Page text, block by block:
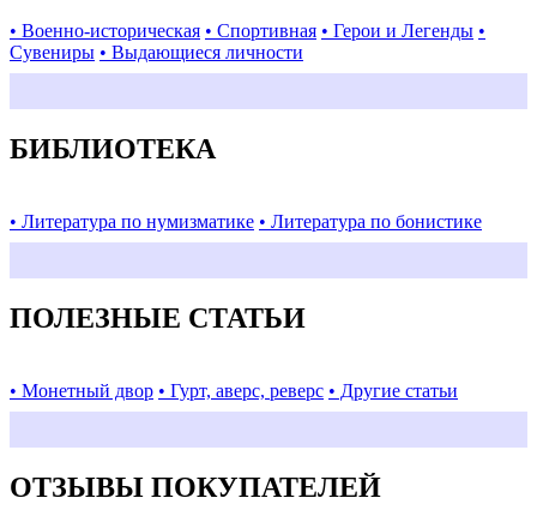
• Военно-историческая • Спортивная • Герои и Легенды •
Сувениры • Выдающиеся личности
БИБЛИОТЕКА
• Литература по нумизматике • Литература по бонистике
ПОЛЕЗНЫЕ СТАТЬИ
• Монетный двор • Гурт, аверс, реверс • Другие статьи
ОТЗЫВЫ ПОКУПАТЕЛЕЙ